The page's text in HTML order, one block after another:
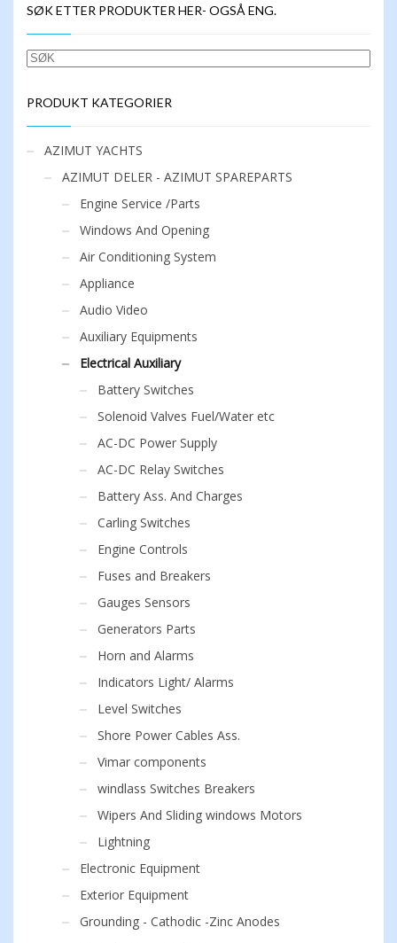
varianter.
Alternativene
kan
velges
produktsiden
SØK ETTER PRODUKTER HER- OGSÅ ENG.
SØK
PRODUKT KATEGORIER
AZIMUT YACHTS
AZIMUT DELER - AZIMUT SPAREPARTS
Engine Service /Parts
Windows And Opening
Air Conditioning System
Appliance
Audio Video
Auxiliary Equipments
Electrical Auxiliary
Battery Switches
Solenoid Valves Fuel/Water etc
AC-DC Power Supply
AC-DC Relay Switches
Battery Ass. And Charges
Carling Switches
Engine Controls
Fuses and Breakers
Gauges Sensors
Generators Parts
Horn and Alarms
Indicators Light/ Alarms
Level Switches
Shore Power Cables Ass.
Vimar components
windlass Switches Breakers
Wipers And Sliding windows Motors
Lightning
Electronic Equipment
Exterior Equipment
Grounding - Cathodic -Zinc Anodes